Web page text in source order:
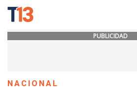
PUBLICIDAD
NACIONAL